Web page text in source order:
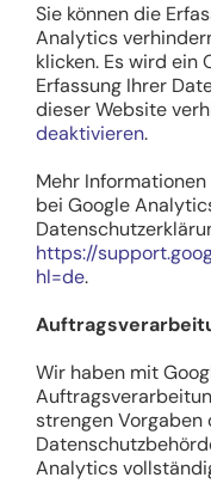
Sie können die
Analytics
klicken. Es wird
Erfassung Ihrer
dieser Website
deaktivieren.
Mehr
bei Google
https://
hl=de.
Wir haben mit
strengen
Analytics